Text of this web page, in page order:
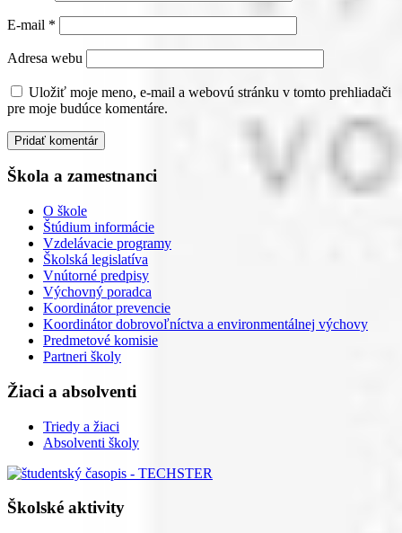
E-mail *
Adresa webu
Uložiť moje meno, e-mail a webovú stránku v tomto prehliadači
pre moje budúce komentáre.
Škola a zamestnanci
O škole
Štúdium informácie
Vzdelávacie programy
Školská legislatíva
Vnútorné predpisy
Výchovný poradca
Koordinátor prevencie
Koordinátor dobrovoľníctva a environmentálnej výchovy
Predmetové komisie
Partneri školy
Žiaci a absolventi
Triedy a žiaci
Absolventi školy
Školské aktivity